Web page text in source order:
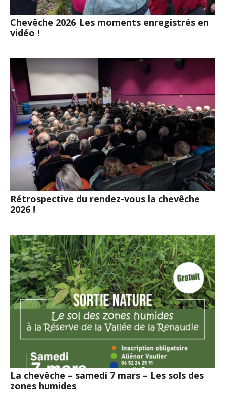
Chevêche 2026_Les moments enregistrés en
vidéo !
Rétrospective du rendez-vous la chevêche
2026 !
La chevêche – samedi 7 mars – Les sols des
zones humides